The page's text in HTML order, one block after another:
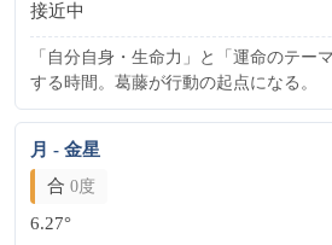
接近中
「自分自身・生命力」と「運命のテー
する時間。葛藤が行動の起点になる。
月 - 金星
合 0度
6.27°